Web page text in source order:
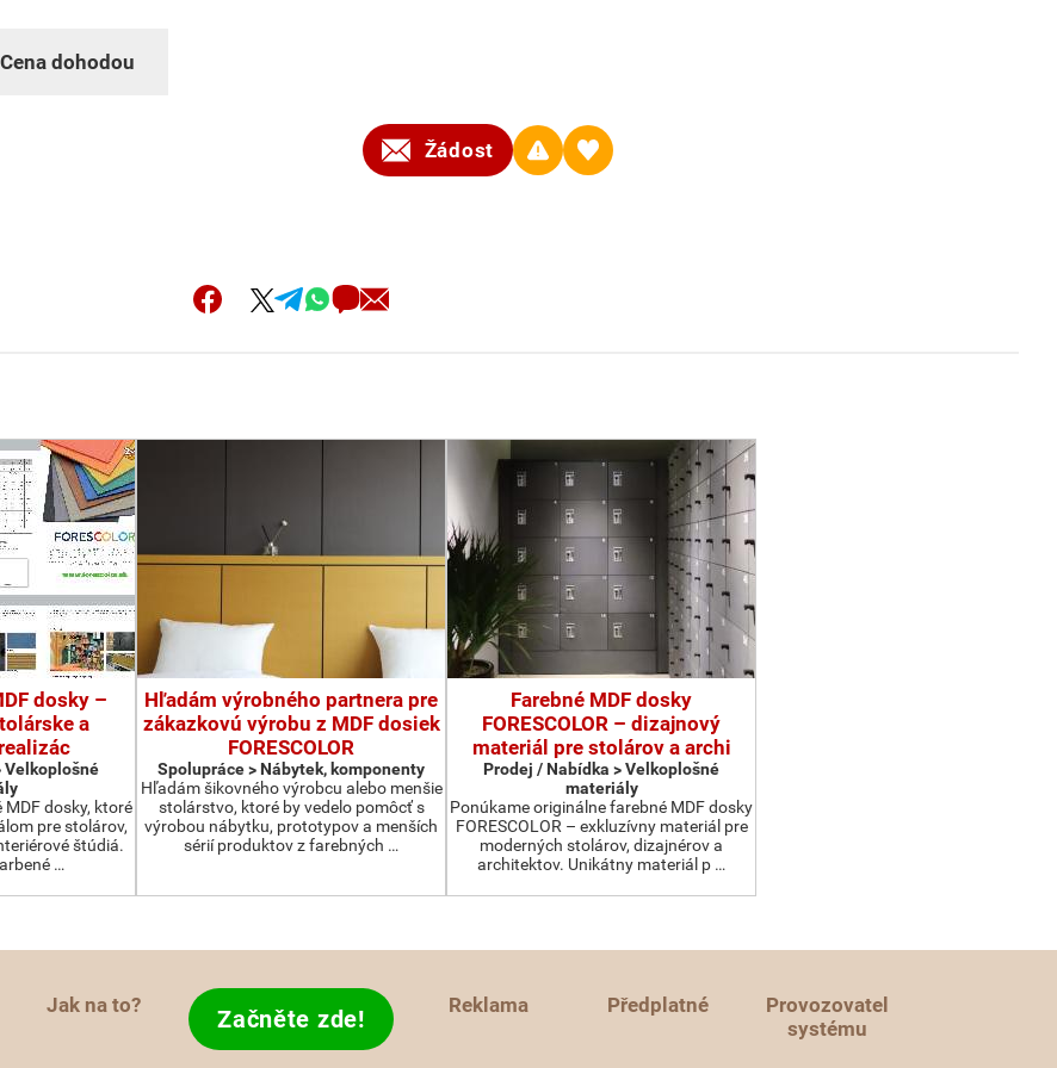
Cena dohodou
Žádost
dosky –
a
Velkoplošné
dosky, ktoré
pre stolárov,
štúdiá.
…
Hľadám výrobného partnera pre
zákazkovú výrobu z MDF dosiek
FORESCOLOR
Spolupráce > Nábytek, komponenty
Hľadám šikovného výrobcu alebo menšie
stolárstvo, ktoré by vedelo pomôcť s
výrobou nábytku, prototypov a menších
sérií produktov z farebných …
Farebné MDF dosky
FORESCOLOR – dizajnový
materiál pre stolárov a archi
Prodej / Nabídka > Velkoplošné
materiály
Ponúkame originálne farebné MDF dosky
FORESCOLOR – exkluzívny materiál pre
moderných stolárov, dizajnérov a
architektov. Unikátny materiál p …
Jak na to? Začněte zde! Reklama Předplatné
Provozovatel
systému